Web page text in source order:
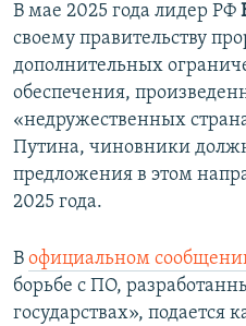
В мае 2025 года лидер РФ
своему правительству
дополнительных
обеспечения,
«недружественных
Путина, чиновники
предложения в этом
2025 года.
В официальном
борьбе с ПО,
государствах», подается